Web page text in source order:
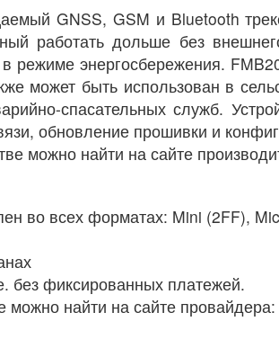
GNSS, GSM и Bluetooth
работать дольше без
режиме энергосбережения.
может быть использован в
спасательных служб.
обновление прошивки и
можно найти на сайте
во всех форматах: Mini (2FF),
без фиксированных платежей.
найти на сайте провайдера: